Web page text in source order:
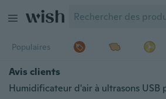
Populaires
Avis clients